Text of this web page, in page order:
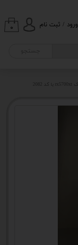
ورود / ثبت نام ۰